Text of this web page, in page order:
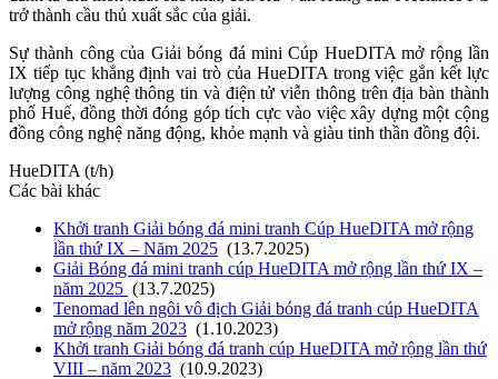
trở thành cầu thủ xuất sắc của giải.
Sự thành công của Giải bóng đá mini Cúp HueDITA mở rộng lần
IX tiếp tục khẳng định vai trò của HueDITA trong việc gắn kết lực
lượng công nghệ thông tin và điện tử viễn thông trên địa bàn thành
phố Huế, đồng thời đóng góp tích cực vào việc xây dựng một cộng
đồng công nghệ năng động, khỏe mạnh và giàu tinh thần đồng đội.
HueDITA (t/h)
Các bài khác
Khởi tranh Giải bóng đá mini tranh Cúp HueDITA mở rộng
lần thứ IX – Năm 2025 (13.7.2025)
Giải Bóng đá mini tranh cúp HueDITA mở rộng lần thứ IX –
năm 2025 (13.7.2025)
Tenomad lên ngôi vô địch Giải bóng đá tranh cúp HueDITA
mở rộng năm 2023 (1.10.2023)
Khởi tranh Giải bóng đá tranh cúp HueDITA mở rộng lần thứ
VIII – năm 2023 (10.9.2023)